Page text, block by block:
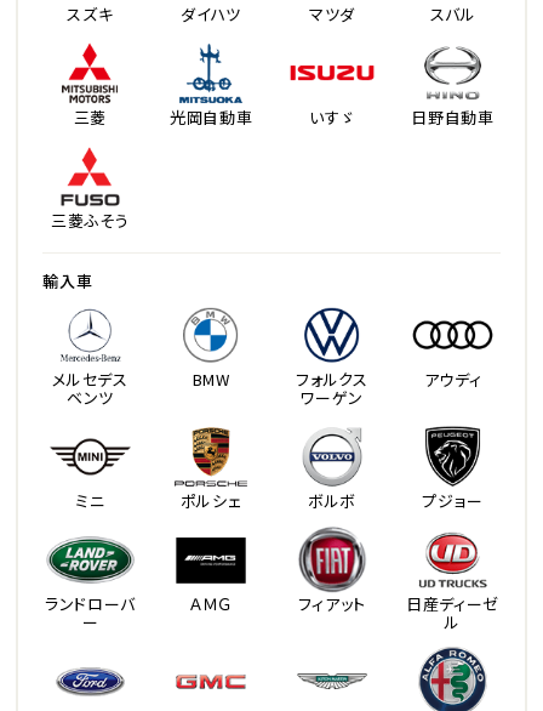
スズキ ダイハツ マツダ スバル
三菱 光岡自動車 いすゞ 日野自動車
三菱ふそう
輸入車
メルセデス
ベンツ
BMW フォルクス
ワーゲン
アウディ
ミニ ポルシェ ボルボ プジョー
ランドローバ
ー
ＡＭＧ フィアット 日産ディーゼ
ル